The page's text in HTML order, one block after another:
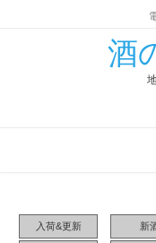
酒
入荷&更新 新